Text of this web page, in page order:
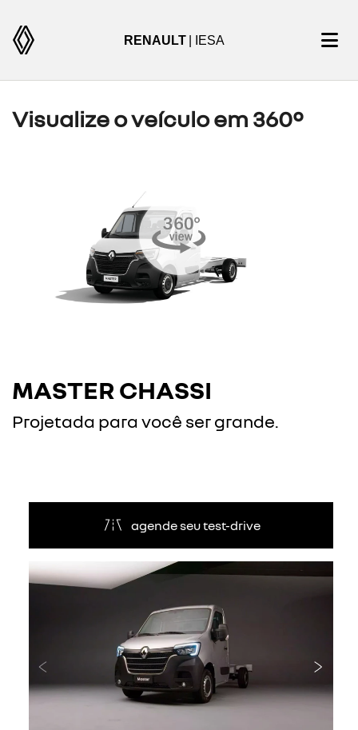
RENAULT | IESA
Visualize o veículo em 360°
MASTER CHASSI
Projetada para você ser grande.
agende seu test-drive
Anterior